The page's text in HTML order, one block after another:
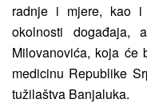
radnje i mjere, kao i
okolnosti
Milovanovića, koja će
medicinu Republike
tužilaštva Banjaluka.